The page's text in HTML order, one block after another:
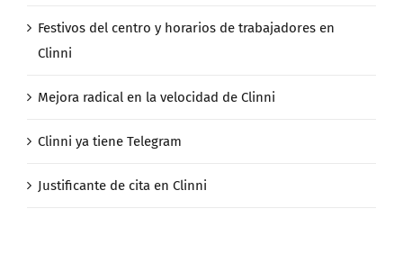
Festivos del centro y horarios de trabajadores en
Clinni
Mejora radical en la velocidad de Clinni
Clinni ya tiene Telegram
Justificante de cita en Clinni